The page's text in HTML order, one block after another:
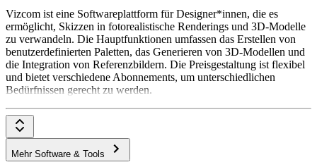
Vizcom ist eine Softwareplattform für Designer*innen, die es
ermöglicht, Skizzen in fotorealistische Renderings und 3D-Modelle
zu verwandeln. Die Hauptfunktionen umfassen das Erstellen von
benutzerdefinierten Paletten, das Generieren von 3D-Modellen und
die Integration von Referenzbildern. Die Preisgestaltung ist flexibel
und bietet verschiedene Abonnements, um unterschiedlichen
Bedürfnissen gerecht zu werden.
Mehr Software & Tools